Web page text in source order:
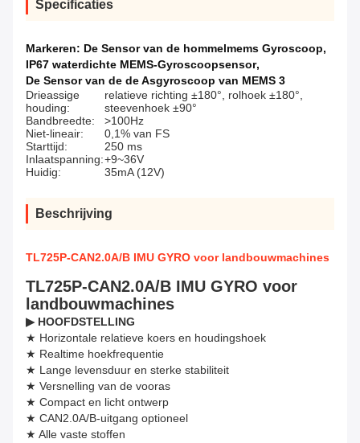
Specificaties
Markeren: De Sensor van de hommelmems Gyroscoop,
IP67 waterdichte MEMS-Gyroscoopsensor,
De Sensor van de de Asgyroscoop van MEMS 3
Drieassige
houding:
relatieve richting ±180°, rolhoek ±180°,
steevenhoek ±90°
Bandbreedte:
>100Hz
Niet-lineair:
0,1% van FS
Starttijd:
250 ms
Inlaatspanning:+9~36V
Huidig:
35mA (12V)
Beschrijving
TL725P-CAN2.0A/B IMU GYRO voor landbouwmachines
TL725P-CAN2.0A/B IMU GYRO voor
landbouwmachines
▶ HOOFDSTELLING
★ Horizontale relatieve koers en houdingshoek
★ Realtime hoekfrequentie
★ Lange levensduur en sterke stabiliteit
★ Versnelling van de vooras
★ Compact en licht ontwerp
★ CAN2.0A/B-uitgang optioneel
★ Alle vaste stoffen